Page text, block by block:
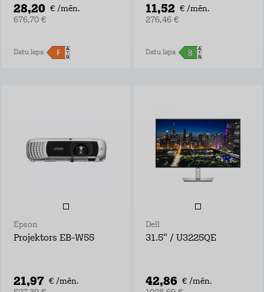
28,20 € /mēn.
676,70 €
Datu lapa
11,52 € /mēn.
276,46 €
Datu lapa
Epson
Projektors EB-W55
21,97 € /mēn.
Dell
31.5" / U3225QE
42,86 € /mēn.